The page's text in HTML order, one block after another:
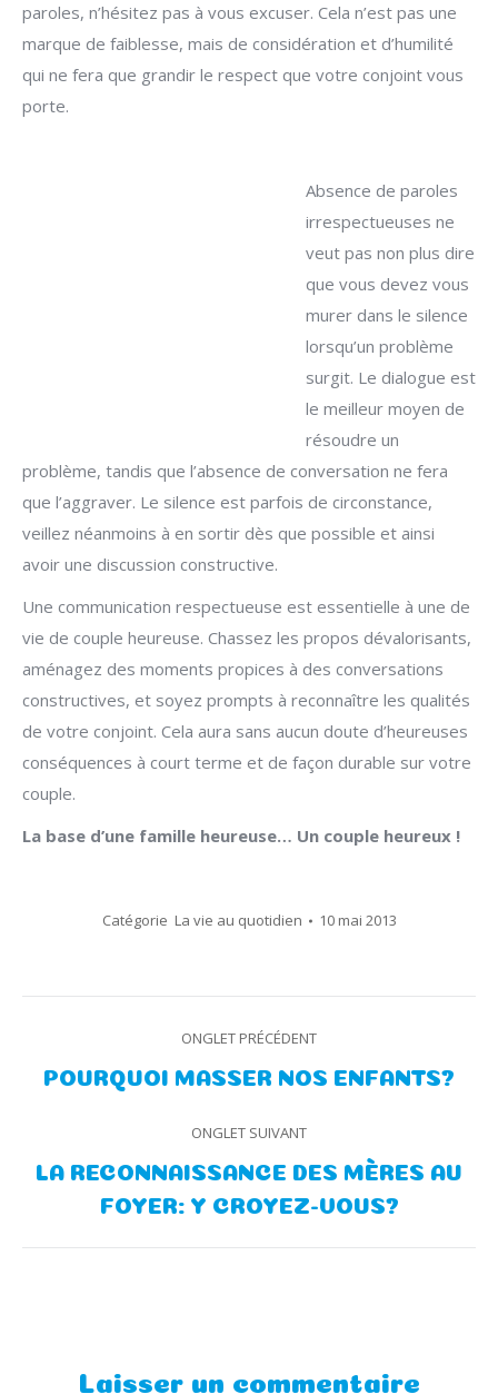
paroles, n’hésitez pas à vous excuser. Cela n’est pas une
marque de faiblesse, mais de considération et d’humilité
qui ne fera que grandir le respect que votre conjoint vous
porte.
Absence de paroles
irrespectueuses ne
veut pas non plus dire
que vous devez vous
murer dans le silence
lorsqu’un problème
surgit. Le dialogue est
le meilleur moyen de
résoudre un
problème, tandis que l’absence de conversation ne fera
que l’aggraver. Le silence est parfois de circonstance,
veillez néanmoins à en sortir dès que possible et ainsi
avoir une discussion constructive.
Une communication respectueuse est essentielle à une de
vie de couple heureuse. Chassez les propos dévalorisants,
aménagez des moments propices à des conversations
constructives, et soyez prompts à reconnaître les qualités
de votre conjoint. Cela aura sans aucun doute d’heureuses
conséquences à court terme et de façon durable sur votre
couple.
La base d’une famille heureuse… Un couple heureux !
Catégorie La vie au quotidien 10 mai 2013
de
ONGLET PRÉCÉDENT
Onglet
POURQUOI MASSER NOS ENFANTS?
ONGLET SUIVANT
Onglet
suivant
LA RECONNAISSANCE DES MÈRES AU
FOYER: Y CROYEZ-VOUS?
Laisser un commentaire